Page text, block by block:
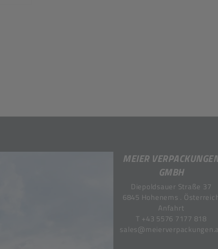
MEIER
GMBH
Diepoldsauer Straße 37
6845 Hohenems .
Anfahrt
T +43 5576 7177 818